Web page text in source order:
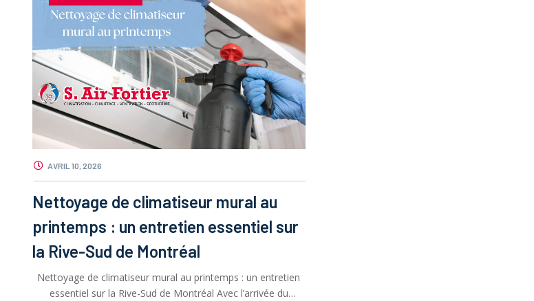
AVRIL 10, 2026
Nettoyage de climatiseur mural au
printemps : un entretien essentiel sur
la Rive-Sud de Montréal
Nettoyage de climatiseur mural au printemps : un entretien
essentiel sur la Rive-Sud de Montréal Avec l’arrivée du